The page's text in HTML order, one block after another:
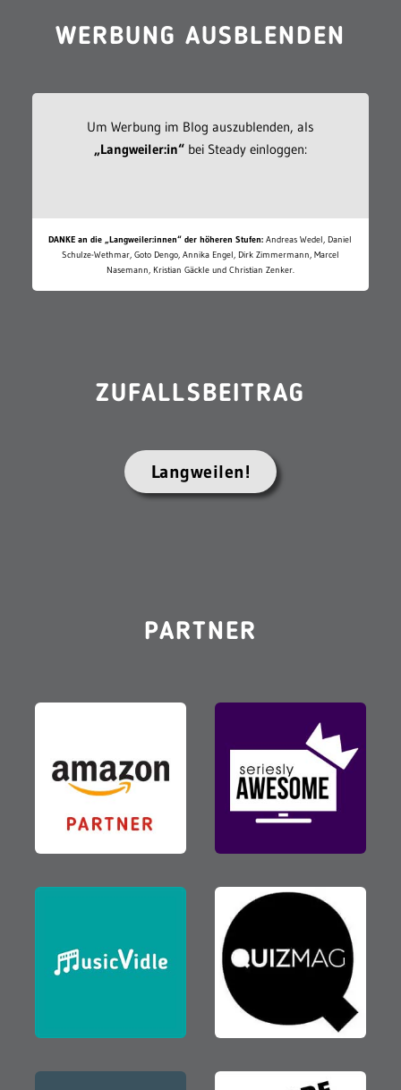
WERBUNG AUSBLENDEN
Um Werbung im Blog auszublenden, als
„Langweiler:in“bei Steady einloggen:
DANKE an die „Langweiler:innen“ der höheren Stufen: Andreas Wedel, Daniel
Schulze-Wethmar, Goto Dengo, Annika Engel, Dirk Zimmermann, Marcel
Nasemann, Kristian Gäckle und Christian Zenker.
ZUFALLSBEITRAG
Langweilen!
PARTNER